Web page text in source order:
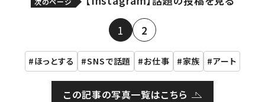
1 2
ほっとする SNSで話題 お仕事 家族 アート
この記事の写真一覧はこちら